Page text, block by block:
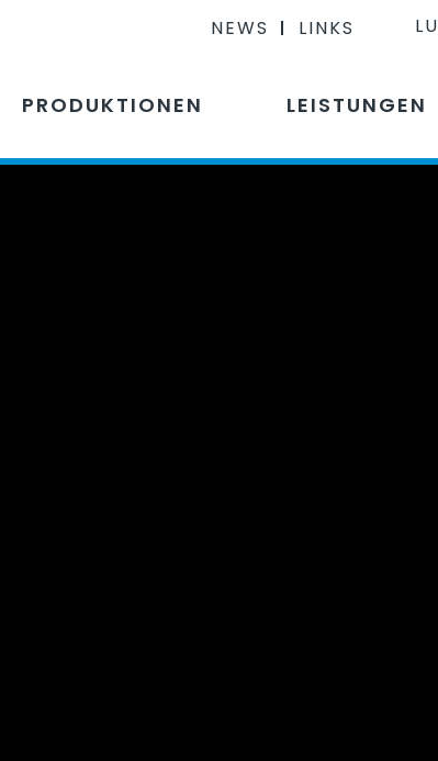
NEWS LINKS LU
PRODUKTIONEN LEISTUNGEN